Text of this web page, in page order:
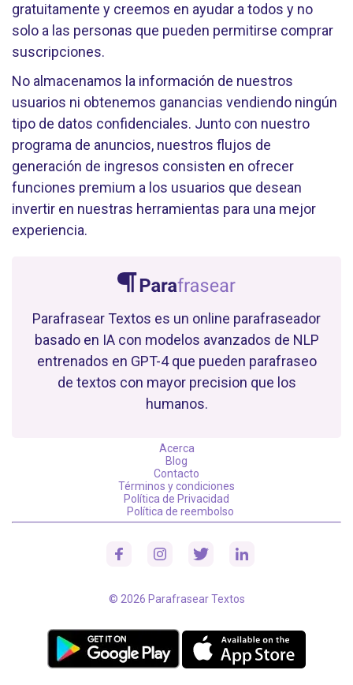
gratuitamente y creemos en ayudar a todos y no
solo a las personas que pueden permitirse comprar
suscripciones.
No almacenamos la información de nuestros
usuarios ni obtenemos ganancias vendiendo ningún
tipo de datos confidenciales. Junto con nuestro
programa de anuncios, nuestros flujos de
generación de ingresos consisten en ofrecer
funciones premium a los usuarios que desean
invertir en nuestras herramientas para una mejor
experiencia.
Parafrasear Textos es un online parafraseador
basado en IA con modelos avanzados de NLP
entrenados en GPT-4 que pueden parafraseo
de textos con mayor precision que los
humanos.
Acerca
Blog
Contacto
Términos y condiciones
Política de Privacidad
Política de reembolso
© 2026 Parafrasear Textos